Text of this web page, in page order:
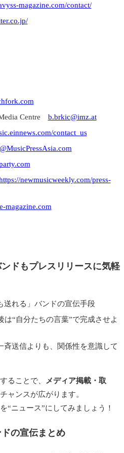
magazine.com/contact/
Centre b.brkic@imz.at
contact_us
newmusicweekly.com/press-
magazine.com
ドもプレスリリースに気軽
送れる」バンドの宣伝手段
“自分たちの言葉”で完成させよ
斉送信よりも、関係性を意識して
ることで、 メディア掲載・取
ャンスが広がります。
“ニュース”にしてみましょう！
の宣伝まとめ